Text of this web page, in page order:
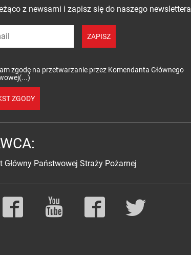
się do newslettera
z newsami i zapisz się do naszego newslettera
ZAPISZ
zgodę na przetwarzanie przez Komendanta Głównego
ZGODY
Główny Państwowej Straży Pożarnej
Facebook YouTube Facebook